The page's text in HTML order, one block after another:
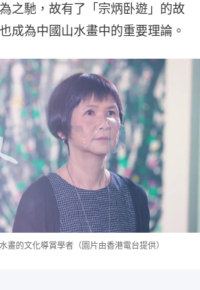
之馳，故有了「宗炳卧遊」的故
成為中國山水畫中的重要理論。
畫的文化導賞學者（圖片由香港電台提供）